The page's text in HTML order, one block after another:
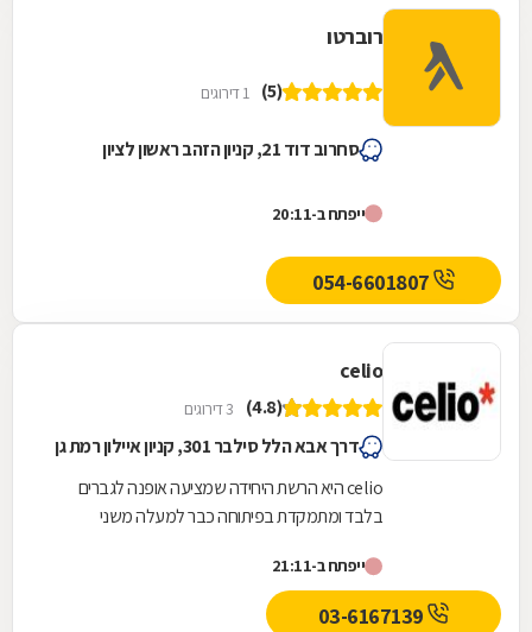
רוברטו
(5) 1 דירוגים
סחרוב דוד 21, קניון הזהב ראשון לציון
ייפתח ב-20:11
celio
(4.8) 3 דירוגים
דרך אבא הלל סילבר 301, קניון איילון רמת גן
celio היא הרשת היחידה שמציעה אופנה לגברים
בלבד ומתמקדת בפיתוחה כבר למעלה משני
תרבות הצריכה הגברית,...
ייפתח ב-21:11
03-6167139